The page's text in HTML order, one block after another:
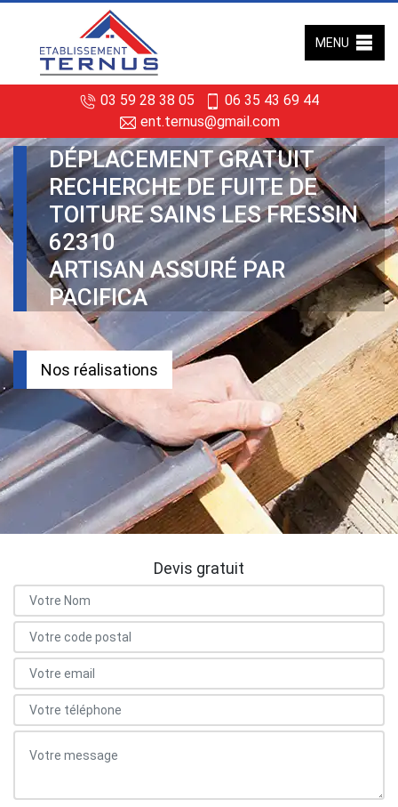
03 59 28 38 05
06 35 43 69 44
ent.ternus@gmail.com
MENU
DÉPLACEMENT GRATUIT
RECHERCHE DE FUITE DE
TOITURE SAINS LES FRESSIN
62310
ARTISAN ASSURÉ PAR
PACIFICA
Nos réalisations
Devis gratuit